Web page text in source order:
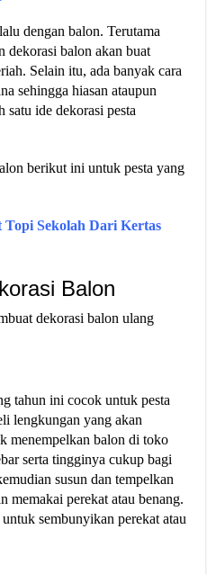
dengan balon. Terutama
dekorasi balon akan buat
Selain itu, ada banyak cara
sehingga hiasan ataupun
satu ide dekorasi pesta
berikut ini untuk pesta yang
Sekolah Dari Kertas
Balon
dekorasi balon ulang
tahun ini cocok untuk pesta
lengkungan yang akan
menempelkan balon di toko
serta tingginya cukup bagi
susun dan tempelkan
memakai perekat atau benang.
sembunyikan perekat atau